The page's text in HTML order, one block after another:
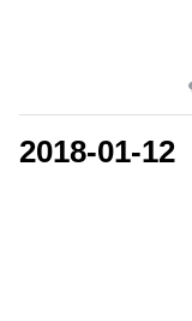
2018-01-12